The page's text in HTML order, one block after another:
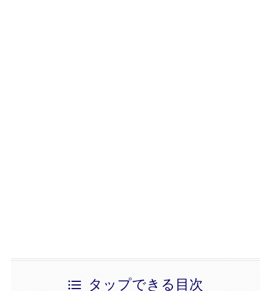
タップできる目次